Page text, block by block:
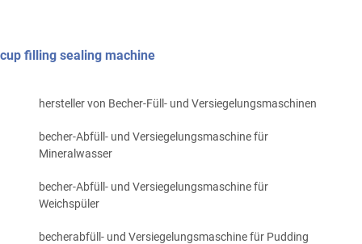
cup filling sealing machine
hersteller von Becher-Füll- und Versiegelungsmaschinen
becher-Abfüll- und Versiegelungsmaschine für
Mineralwasser
becher-Abfüll- und Versiegelungsmaschine für
Weichspüler
becherabfüll- und Versiegelungsmaschine für Pudding